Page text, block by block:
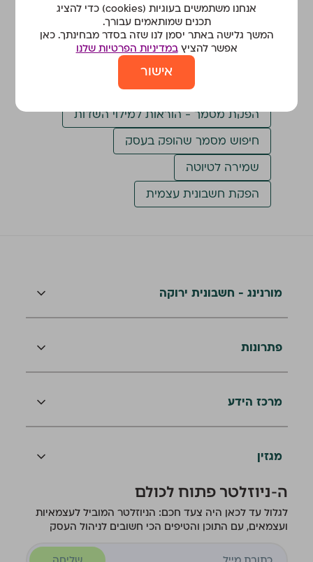
הפקת חשבונית ללקוח מחו״ל
הפקת זיכוי חלקי מתוך חשבונית מס
הפקת קבלה חלקית
הפקת מסמך קודם לתאריך מסמך אחרון
הפקת מסמך - הוראות למילוי השדות
חיפוש מסמך שהופק בעסק
שמירה לטיוטה
הפקת חשבונית עצמית
מורנינג - חשבונית ירוקה
פתרונות
מרכז הידע
מגזין
ה-ניוזלטר פתוח לכולם
לגלול עד לכאן היה צעד חכם: הניוזלטר המוביל לעצמאיות
ועצמאים, עם התוכן והטיפים הכי חשובים לניהול העסק
אנחנו משתמשים בעוגיות (cookies) כדי להציג
תכנים שמותאמים עבורך.
המשך גלישה באתר יסמן לנו שזה בסדר מבחינתך. כאן
אפשר להציץבמדיניות הפרטיות שלנו
אישור